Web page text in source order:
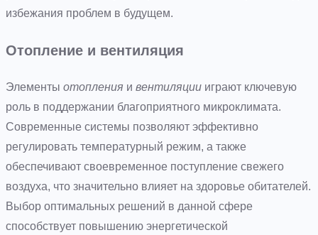
избежания проблем в будущем.
Отопление и вентиляция
Элементы отопления и вентиляции играют ключевую
роль в поддержании благоприятного микроклимата.
Современные системы позволяют эффективно
регулировать температурный режим, а также
обеспечивают своевременное поступление свежего
воздуха, что значительно влияет на здоровье обитателей.
Выбор оптимальных решений в данной сфере
способствует повышению энергетической